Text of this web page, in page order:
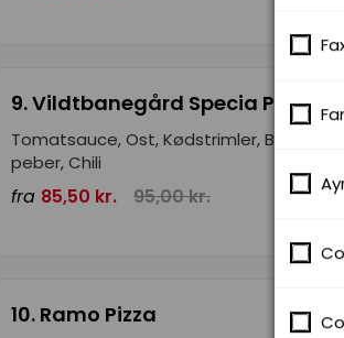
9. Vildtbanegård Specia Pizza
Tomatsauce, Ost, Kødstrimler, Bacon,
peber, Chili
fra 85,50 kr. 95,00 kr.
10. Ramo Pizza